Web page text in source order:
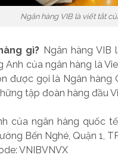
Ngân hàng VIB là viết tắt
gì? Ngân hàng
Anh của ngân hàng là
được gọi là Ngân hàng
tập đoàn hàng đầu
của ngân hàng quốc
Bến Nghé, Quận 1,
VNIBVNVX